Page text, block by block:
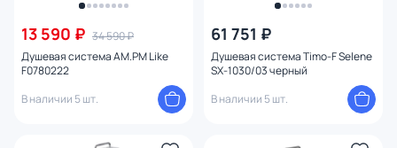
13 590 ₽ 34 590 ₽
Душевая система AM.PM Like
F0780222
В наличии 5 шт.
61 751 ₽
Душевая система Timo-F Selene
SX-1030/03 черный
В наличии 5 шт.